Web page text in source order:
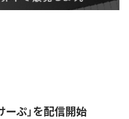
ぷ」を配信開始